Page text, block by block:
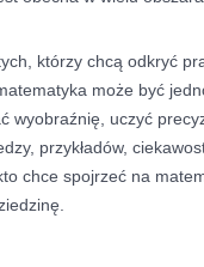
którzy chcą odkryć
może być
wyobraźnię, uczyć
przykładów,
chce spojrzeć na